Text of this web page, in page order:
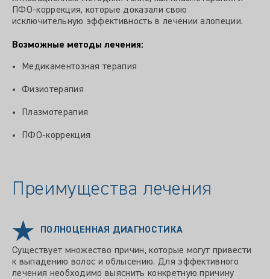
ПФО-коррекция, которые доказали свою
исключительную эффективность в лечении алопеции.
Возможные методы лечения:
Медикаментозная терапия
Физиотерапия
Плазмотерапия
ПФО-коррекция
Преимущества лечения
ПОЛНОЦЕННАЯ ДИАГНОСТИКА
Существует множество причин, которые могут привести
к выпадению волос и облысению. Для эффективного
лечения необходимо выяснить конкретную причину